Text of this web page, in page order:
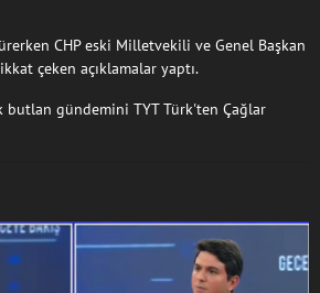
CHP eski Milletvekili ve Genel Başkan
çeken açıklamalar yaptı.
butlan gündemini TYT Türk'ten Çağlar